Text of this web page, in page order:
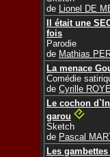
de
Lionel DE
Il était une
fois
Parodie
de Mathias
La menace
Comédie
de Cyrille
Le cochon
garou
Sketch
de Pascal
Les